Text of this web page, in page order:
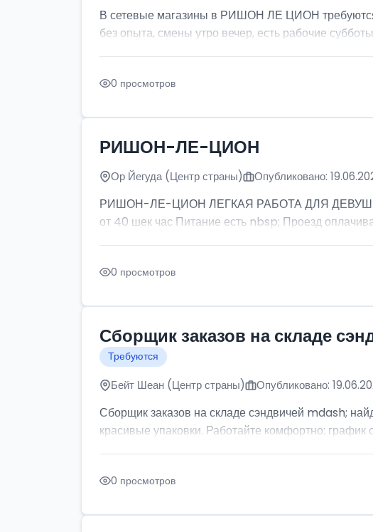
В сетевые магазины в РИШОН ЛЕ ЦИОН требуются
без опыта, смены утро вечер, есть рабочие
0 просмотров
РИШОН-ЛЕ-ЦИОН
Ор Йегуда (Центр страны) Опубликовано:
РИШОН-ЛЕ-ЦИОН ЛЕГКАЯ РАБОТА ДЛЯ ДЕВУШЕК
от 40 шек час Питание есть nbsp; Проезд
0 просмотров
Сборщик заказов на складе
Требуются
Бейт Шеан (Центр страны) Опубликовано:
Сборщик заказов на складе сэндвичей mdash;
красивые упаковки. Работайте комфортно: график
0 просмотров